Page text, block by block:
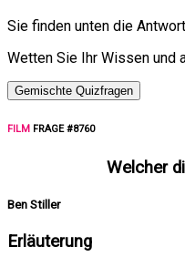
Sie finden unten die
Wetten Sie Ihr Wissen und
Gemischte Quizfragen
FILM FRAGE #8760
Welcher
Ben Stiller
Erläuterung